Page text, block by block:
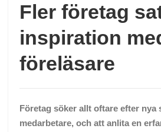
Fler företag
inspiration
föreläsare
Företag söker allt oftare efter nya
medarbetare, och att anlita en